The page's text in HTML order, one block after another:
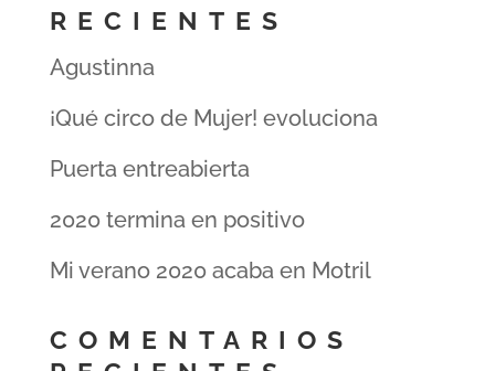
RECIENTES
Agustinna
¡Qué circo de Mujer! evoluciona
Puerta entreabierta
2020 termina en positivo
Mi verano 2020 acaba en Motril
COMENTARIOS